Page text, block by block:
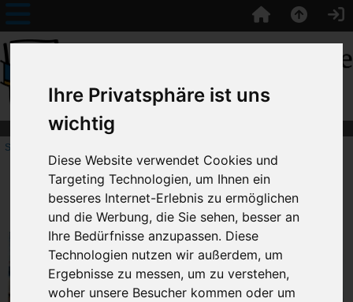
Ihre Privatsphäre ist uns
wichtig
Diese Website verwendet Cookies und
Targeting Technologien, um Ihnen ein
besseres Internet-Erlebnis zu ermöglichen
und die Werbung, die Sie sehen, besser an
Ihre Bedürfnisse anzupassen. Diese
Technologien nutzen wir außerdem, um
Ergebnisse zu messen, um zu verstehen,
woher unsere Besucher kommen oder um
Startseite
Puzzle mit eigenem Bild